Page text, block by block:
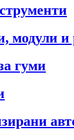
модули и
гуми